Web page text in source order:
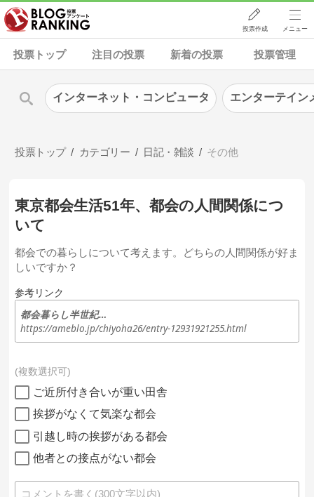
投票作成 メニュー
投票トップ 注目の投票 新着の投票 投票管理
投票トップ カテゴリー 日記・雑談 その他
東京都会生活51年、都会の人間関係につ
いて
都会での暮らしについて考えます。どちらの人間関係が好ま
しいですか？
参考リンク
都会暮らし半世紀…
https://ameblo.jp/chiyoha26/entry-12931921255.html
複数選択可
ご近所付き合いが重い田舎
挨拶がなくて気楽な都会
引越し時の挨拶がある都会
他者との接点がない都会
インターネット・コンピュータ エンターテイン